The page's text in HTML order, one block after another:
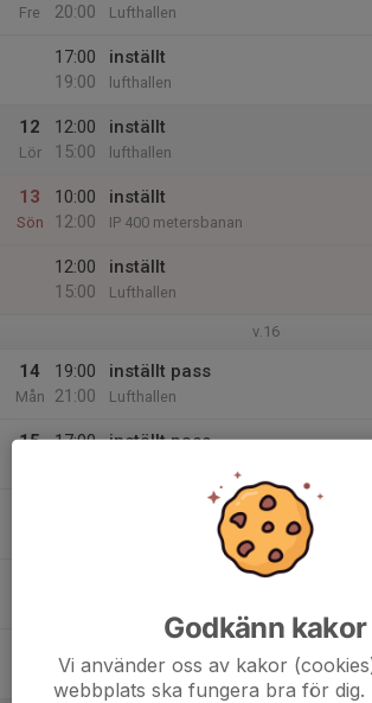
Fre
20:00
Lufthallen
17:00
19:00
inställt
lufthallen
12
Lör
12:00
15:00
inställt
lufthallen
13
Sön
10:00
12:00
inställt
IP 400 metersbanan
12:00
15:00
inställt
Lufthallen
v.16
14
Mån
19:00
21:00
inställt pass
Lufthallen
15
17:00
inställt pass
Onsdagsskytte
21:00
Lufthallen
Godkänn kakor
Vi använder oss av kakor
webbplats ska fungera bra för dig.